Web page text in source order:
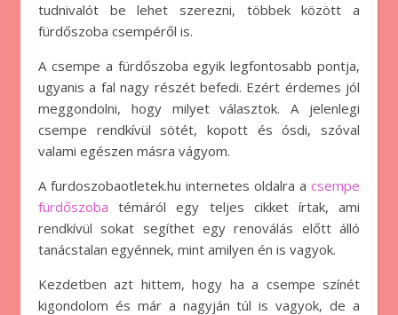
tudnivalót be lehet szerezni, többek között a
fürdőszoba csempéről is.
A csempe a fürdőszoba egyik legfontosabb pontja,
ugyanis a fal nagy részét befedi. Ezért érdemes jól
meggondolni, hogy milyet választok. A jelenlegi
csempe rendkívül sötét, kopott és ósdi, szóval
valami egészen másra vágyom.
A furdoszobaotletek.hu internetes oldalra a csempe
fürdőszoba témáról egy teljes cikket írtak, ami
rendkívül sokat segíthet egy renoválás előtt álló
tanácstalan egyénnek, mint amilyen én is vagyok.
Kezdetben azt hittem, hogy ha a csempe színét
kigondolom és már a nagyján túl is vagyok, de a